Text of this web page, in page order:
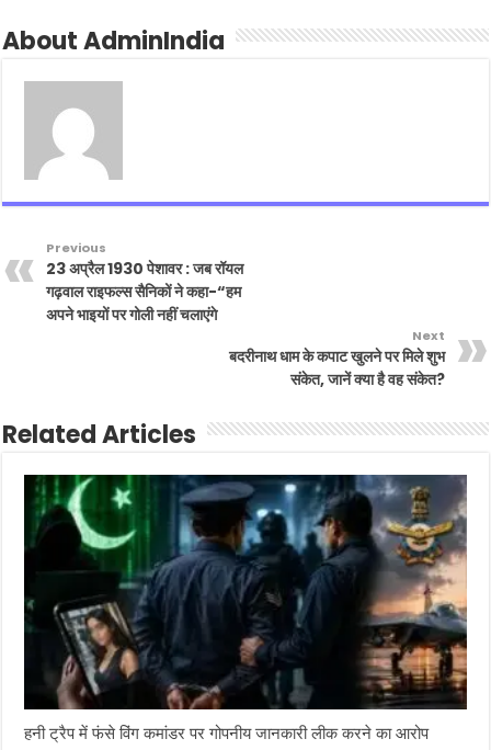
About AdminIndia
Previous
23 अप्रैल 1930 पेशावर : जब रॉयल
गढ़वाल राइफल्स सैनिकों ने कहा-“हम
अपने भाइयों पर गोली नहीं चलाएंगे
Next
बदरीनाथ धाम के कपाट खुलने पर मिले शुभ
संकेत, जानें क्या है वह संकेत?
Related Articles
हनी ट्रैप में फंसे विंग कमांडर पर गोपनीय जानकारी लीक करने का आरोप